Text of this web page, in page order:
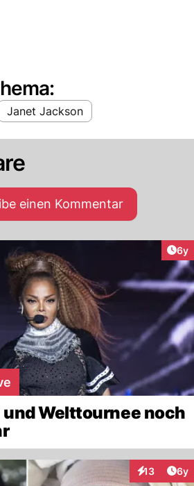
Janet Jackson
einen Kommentar
6y
und Welttournee noch
13 6y